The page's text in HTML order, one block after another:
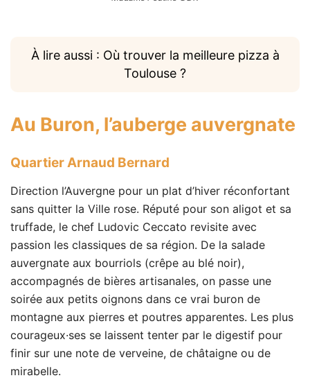
À lire aussi : Où trouver la meilleure pizza à
Toulouse ?
Au Buron, l’auberge auvergnate
Quartier Arnaud Bernard
Direction l’Auvergne pour un plat d’hiver réconfortant
sans quitter la Ville rose. Réputé pour son aligot et sa
truffade, le chef Ludovic Ceccato revisite avec
passion les classiques de sa région. De la salade
auvergnate aux bourriols (crêpe au blé noir),
accompagnés de bières artisanales, on passe une
soirée aux petits oignons dans ce vrai buron de
montagne aux pierres et poutres apparentes. Les plus
courageux·ses se laissent tenter par le digestif pour
finir sur une note de verveine, de châtaigne ou de
mirabelle.